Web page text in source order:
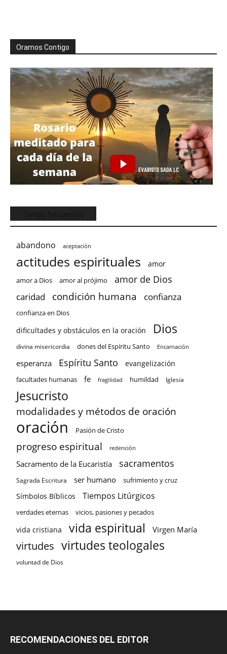
Oramos Contigo
abandono aceptación
actitudes espirituales amor
amor a Dios amor al prójimo amor de Dios
caridad condición humana confianza
confianza en Dios
dificultades y obstáculos en la oración Dios
divina misericordia dones del Espíritu Santo Encarnación
esperanza Espíritu Santo evangelización
facultades humanas fe fragilidad humildad Iglesia
Jesucristo
modalidades y métodos de oración
oración Pasión de Cristo
progreso espiritual redención
Sacramento de la Eucaristía sacramentos
Sagrada Escritura ser humano sufrimiento y cruz
Símbolos Bíblicos Tiempos Litúrgicos
verdades eternas vicios, pasiones y pecados
vida cristiana vida espiritual Virgen María
virtudes virtudes teologales
voluntad de Dios
RECOMENDACIONES DEL EDITOR